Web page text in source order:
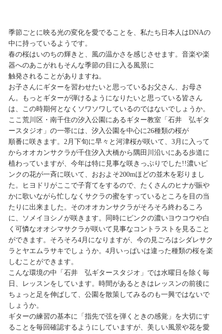
季節ごとに映る光の変化を愛でることを、私たち日本人はDNAの
中に持っているようです。
春の桜はいのちの輝きと、風の温かさを感じさせます。音楽や楽
器へのあこがれもそんな季節の目に入る風景に
触発されることがありますね。
お子さんにギターを習わせたいと思っているお父さん、お母さ
ん。もっとギターが弾けるようになりたいと思っている皆さん
は、この時期何となくソワソワしているのではないでしょうか。
ここ荒川区・南千住の汐入公園にあるギター教室「石井 弘ギタ
ースタジオ」の一帯には、汐入公園を中心に26種類の桜が
順番に咲きます。2月下旬に早々と河津桜が咲いて、3月に入って
からオオカンサクラが千住汐入大橋から隅田川沿いにある歩道に
植わっていますが、今年は特に見事な咲きっぷりでした!!濃いピ
ンクの花が一斉に咲いて、おおよそ200mほどの並木を彩りまし
た。ヒヨドリがここで子育てをするので、たくさんのヒナが賑や
かに歌いながら忙しなくサクラの蜜をすっているところを目の当
たりに出来ました。そのオオカンサクラがそろそろ終わるころ
に、ソメイヨシノが咲きます。同時にピンクの濃いヨウコウや白
く可憐なオオシマサクラが咲いて見事なコントラストを見ること
ができます。そろそろ4月になりますが、今の見ごろはシダレサク
ラとヤエムラサキでしょうか。4月いっぱいは違った種類の桜を楽
しむことができます。
こんな環境の中「石井 弘ギタースタジオ」では水曜日を除く毎
日、レッスンをしています。時間があるときはレッスンの前後に
ちょっと足を伸ばして、公園を散策してみるのも一興ではないで
しょうか。
ギターの練習の基本に「指先で弦を弾くときの感覚」を大切にす
ることを毎回確認するようにしていますが、美しい風景や花を愛